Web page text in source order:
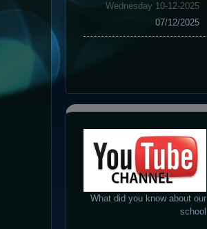
Wednesday 10-12-2025
07/12/2025
What did you know about our
school